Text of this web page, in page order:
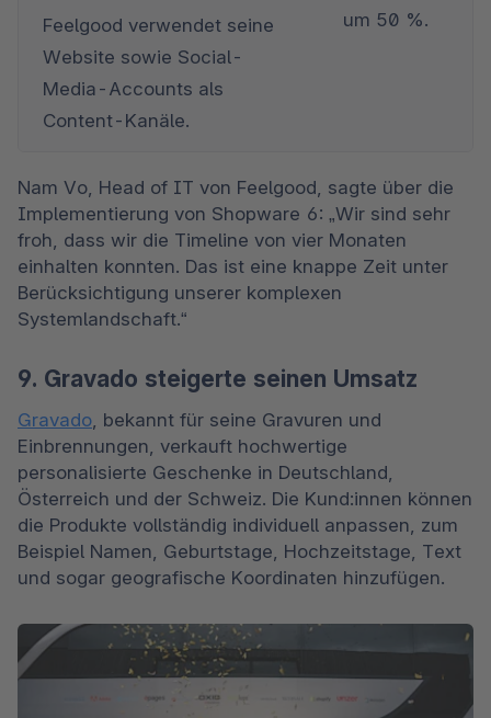
Feelgood verwendet seine
Website sowie Social-
Media-Accounts als
Content-Kanäle.
um 50 %.
Nam Vo, Head of IT von Feelgood, sagte über die
Implementierung von Shopware 6: „Wir sind sehr
froh, dass wir die Timeline von vier Monaten
einhalten konnten. Das ist eine knappe Zeit unter
Berücksichtigung unserer komplexen
Systemlandschaft.“
9. Gravado steigerte seinen Umsatz
Gravado, bekannt für seine Gravuren und
Einbrennungen, verkauft hochwertige
personalisierte Geschenke in Deutschland,
Österreich und der Schweiz. Die Kund:innen können
die Produkte vollständig individuell anpassen, zum
Beispiel Namen, Geburtstage, Hochzeitstage, Text
und sogar geografische Koordinaten hinzufügen.